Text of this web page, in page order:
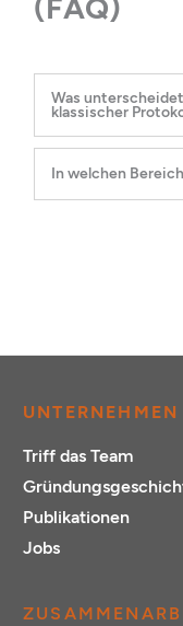
Was
klassischer
In welchen
UNTERNEHMEN
Triff das Team
Publikationen
Jobs